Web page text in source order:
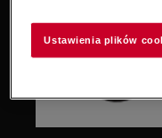
Ustawienia plików